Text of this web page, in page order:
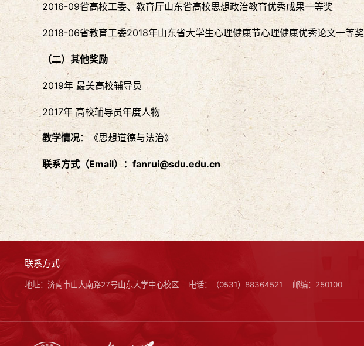
2016-09省高校工委、教育厅山东省高校思想政治教育优秀成果一等奖
2018-06省教育工委2018年山东省大学生心理健康节心理健康优秀论文一等奖
（二）其他奖励
2019年 最美高校辅导员
2017年 高校辅导员年度人物
教学情况：《思想道德与法治》
联系方式 （Email）：fanrui@sdu.edu.cn
联系方式
地址：济南市山大南路27号山东大学中心校区 电话：（0531）88364521 邮编：250100